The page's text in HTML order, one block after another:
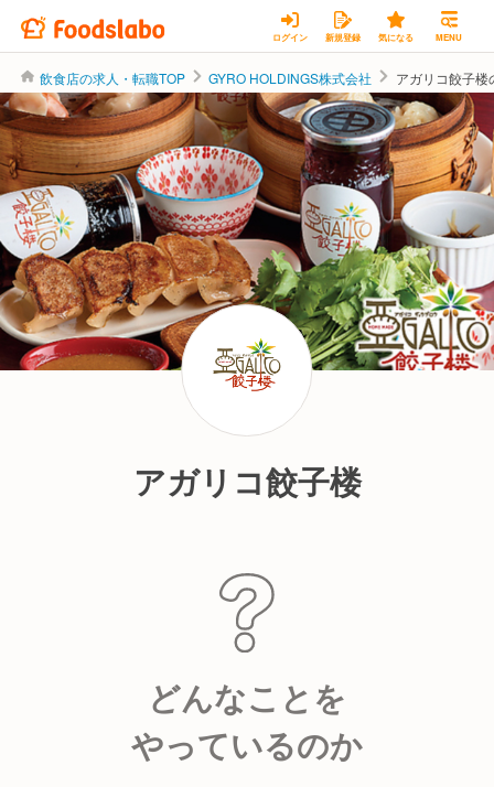
ログイン 新規登録 気になる MENU
飲食店の求人・転職TOP GYRO HOLDINGS株式会社 アガリコ餃子
GYRO HOLDINGS株式会社
アガリコ餃子楼
どんなことを
やっているのか